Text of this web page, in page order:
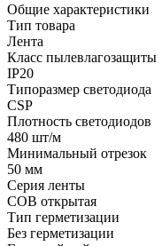
Общие характеристики
Тип товара
Лента
Класс пылевлагозащиты
IP20
Типоразмер светодиода
CSP
Плотность светодиодов
480 шт/м
Минимальный отрезок
50 мм
Серия ленты
COB открытая
Тип герметизации
Без герметизации